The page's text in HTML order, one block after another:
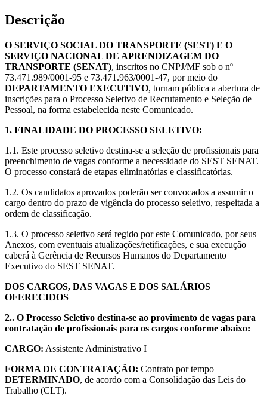
Descrição
O SERVIÇO SOCIAL DO TRANSPORTE (SEST) E O
SERVIÇO NACIONAL DE APRENDIZAGEM DO
TRANSPORTE (SENAT), inscritos no CNPJ/MF sob o nº
73.471.989/0001-95 e 73.471.963/0001-47, por meio do
DEPARTAMENTO EXECUTIVO, tornam pública a abertura de
inscrições para o Processo Seletivo de Recrutamento e Seleção de
Pessoal, na forma estabelecida neste Comunicado.
1. FINALIDADE DO PROCESSO SELETIVO:
1.1. Este processo seletivo destina-se a seleção de profissionais para
preenchimento de vagas conforme a necessidade do SEST SENAT.
O processo constará de etapas eliminatórias e classificatórias.
1.2. Os candidatos aprovados poderão ser convocados a assumir o
cargo dentro do prazo de vigência do processo seletivo, respeitada a
ordem de classificação.
1.3. O processo seletivo será regido por este Comunicado, por seus
Anexos, com eventuais atualizações/retificações, e sua execução
caberá à Gerência de Recursos Humanos do Departamento
Executivo do SEST SENAT.
DOS CARGOS, DAS VAGAS E DOS SALÁRIOS
OFERECIDOS
2.. O Processo Seletivo destina-se ao provimento de vagas para
contratação de profissionais para os cargos conforme abaixo:
CARGO: Assistente Administrativo I
FORMA DE CONTRATAÇÃO: Contrato por tempo
DETERMINADO, de acordo com a Consolidação das Leis do
Trabalho (CLT).